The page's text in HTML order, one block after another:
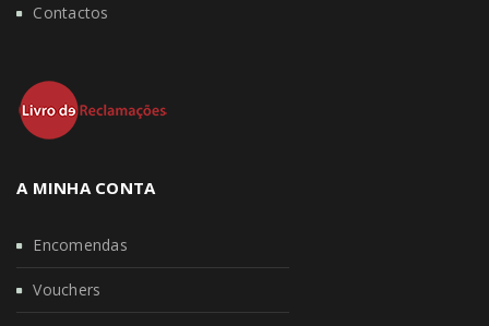
Contactos
A MINHA CONTA
Encomendas
Vouchers